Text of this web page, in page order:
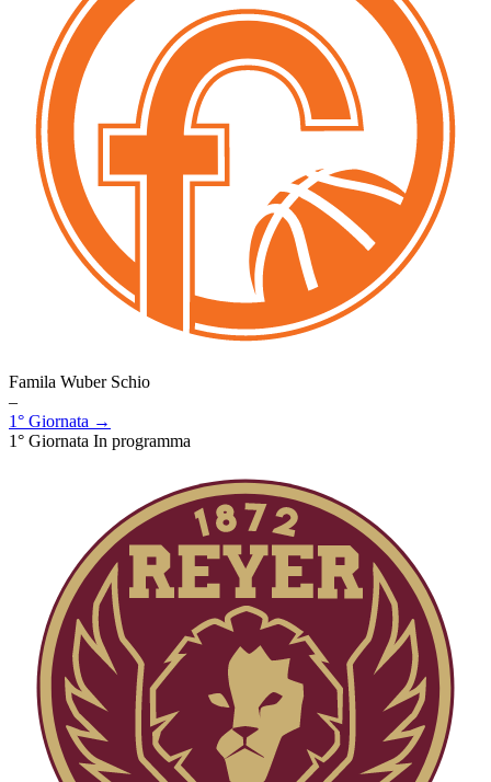
Famila Wuber Schio
–
1° Giornata →
1° Giornata In programma